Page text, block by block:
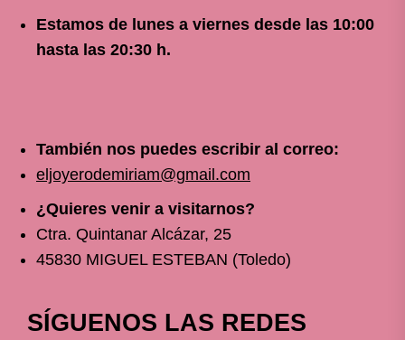
Estamos de lunes a viernes desde las 10:00
hasta las 20:30 h.
También nos puedes escribir al correo:
eljoyerodemiriam@gmail.com
¿Quieres venir a visitarnos?
Ctra. Quintanar Alcázar, 25
45830 MIGUEL ESTEBAN (Toledo)
SÍGUENOS LAS REDES